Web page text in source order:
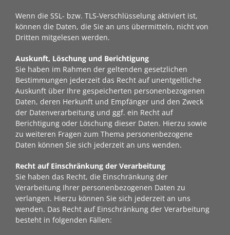
Wenn die SSL- bzw. TLS-Verschlüsselung aktiviert ist,
können die Daten, die Sie an uns übermitteln, nicht von
Dritten mitgelesen werden.
Auskunft, Löschung und Berichtigung
Sie haben im Rahmen der geltenden gesetzlichen
Bestimmungen jederzeit das Recht auf unentgeltliche
Auskunft über Ihre gespeicherten personenbezogenen
Daten, deren Herkunft und Empfänger und den Zweck
der Datenverarbeitung und ggf. ein Recht auf
Berichtigung oder Löschung dieser Daten. Hierzu sowie
zu weiteren Fragen zum Thema personenbezogene
Daten können Sie sich jederzeit an uns wenden.
Recht auf Einschränkung der Verarbeitung
Sie haben das Recht, die Einschränkung der
Verarbeitung Ihrer personenbezogenen Daten zu
verlangen. Hierzu können Sie sich jederzeit an uns
wenden. Das Recht auf Einschränkung der Verarbeitung
besteht in folgenden Fällen: